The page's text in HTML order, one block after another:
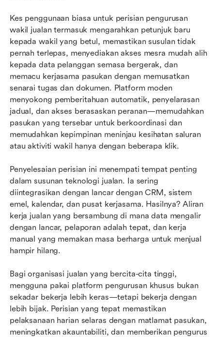
Kes penggunaan biasa untuk perisian pengurusan
wakil jualan termasuk mengarahkan petunjuk baru
kepada wakil yang betul, memastikan susulan tidak
pernah terlepas, menyediakan akses mesra mudah alih
kepada data pelanggan semasa bergerak, dan
memacu kerjasama pasukan dengan memusatkan
senarai tugas dan dokumen. Platform moden
menyokong pemberitahuan automatik, penyelarasan
jadual, dan akses berasaskan peranan—memudahkan
pasukan yang tersebar untuk berkoordinasi dan
memudahkan kepimpinan meninjau kesihatan saluran
atau aktiviti wakil hanya dengan beberapa klik.
Penyelesaian perisian ini menempati tempat penting
dalam susunan teknologi jualan. Ia sering
diintegrasikan dengan lancar dengan CRM, sistem
emel, kalendar, dan pusat kerjasama. Hasilnya? Aliran
kerja jualan yang bersambung di mana data mengalir
dengan lancar, pelaporan adalah tepat, dan kerja
manual yang memakan masa berharga untuk menjual
hampir hilang.
Bagi organisasi jualan yang bercita-cita tinggi,
mengguna pakai platform pengurusan khusus bukan
sekadar bekerja lebih keras—tetapi bekerja dengan
lebih bijak. Perisian yang tepat memastikan
pelaksanaan harian selaras dengan matlamat pasukan,
meningkatkan akauntabiliti, dan memberikan pengurus